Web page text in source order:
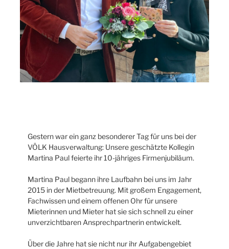
Gestern war ein ganz besonderer Tag für uns bei der
VÖLK Hausverwaltung: Unsere geschätzte Kollegin
Martina Paul feierte ihr 10-jähriges Firmenjubiläum.
Martina Paul begann ihre Laufbahn bei uns im Jahr
2015 in der Mietbetreuung. Mit großem Engagement,
Fachwissen und einem offenen Ohr für unsere
Mieterinnen und Mieter hat sie sich schnell zu einer
unverzichtbaren Ansprechpartnerin entwickelt.
Über die Jahre hat sie nicht nur ihr Aufgabengebiet